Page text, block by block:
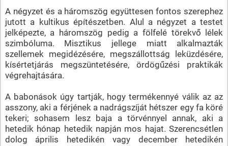
A négyzet és a háromszög együttesen fontos szerephez
jutott a kultikus építészetben. Alul a négyzet a testet
jelképezte, a háromszög pedig a fölfelé törekvő lélek
szimbóluma. Misztikus jellege miatt alkalmazták
szellemek megidézésére, megszállottság leküzdésére,
kísértetjárás megszüntetésére, ördögűzési praktikák
végrehajtására.
A babonások úgy tartják, hogy termékennyé válik az az
asszony, aki a férjének a nadrágszíját hétszer egy fa köré
tekeri; sohasem lesz baja a törvénnyel annak, aki a
hetedik hónap hetedik napján mos hajat. Szerencsétlen
dolog április hetedikén vagy december hetedikén